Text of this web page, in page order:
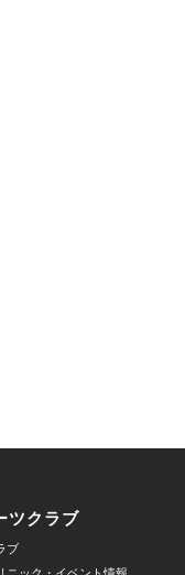
ツクラブ
ブ